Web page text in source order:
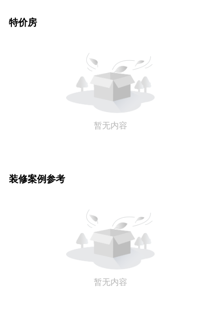
特价房
暂无内容
装修案例参考
暂无内容